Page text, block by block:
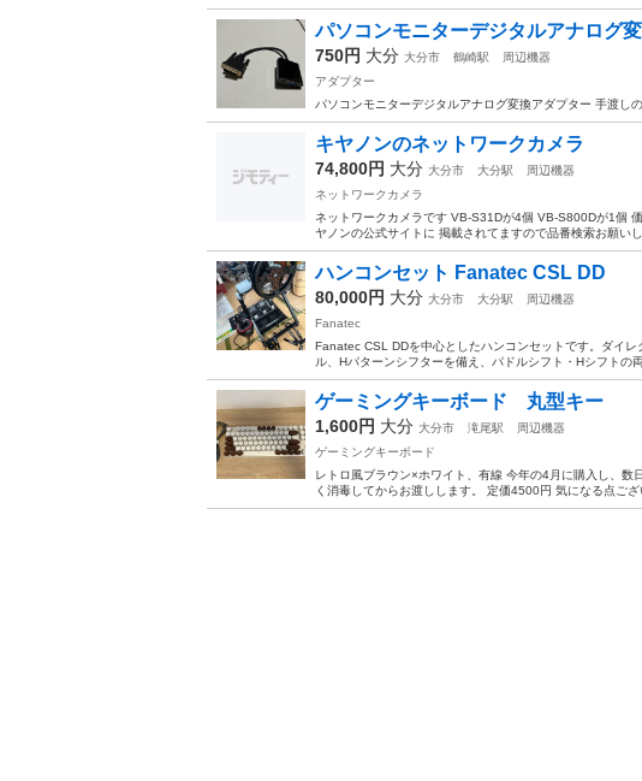
パソコンモニターデジタルアナログ
750円 大分 大分市 鶴崎駅
周辺機器
アダプター
パソコンモニターデジタルアナログ変換アダプター 手渡し
キヤノンのネットワークカメラ
74,800円 大分 大分市 大分駅
周辺機器
ネットワークカメラ
ネットワークカメラです VB-S31Dが4個 VB-S800Dが1個
ヤノンの公式サイトに 掲載されてますので品番検索お願い
ハンコンセット Fanatec CSL DD
80,000円 大分 大分市 大分駅
周辺機器
Fanatec
Fanatec CSL DDを中心としたハンコンセットです。ダイ
ル、Hパターンシフターを備え、パドルシフト・Hシフトの
ゲーミングキーボード 丸型キー
1,600円 大分 大分市 滝尾駅
周辺機器
ゲーミングキーボード
レトロ風ブラウン×ホワイト、有線 今年の4月に購入し、
く消毒してからお渡しします。 定価4500円 気になる点ご